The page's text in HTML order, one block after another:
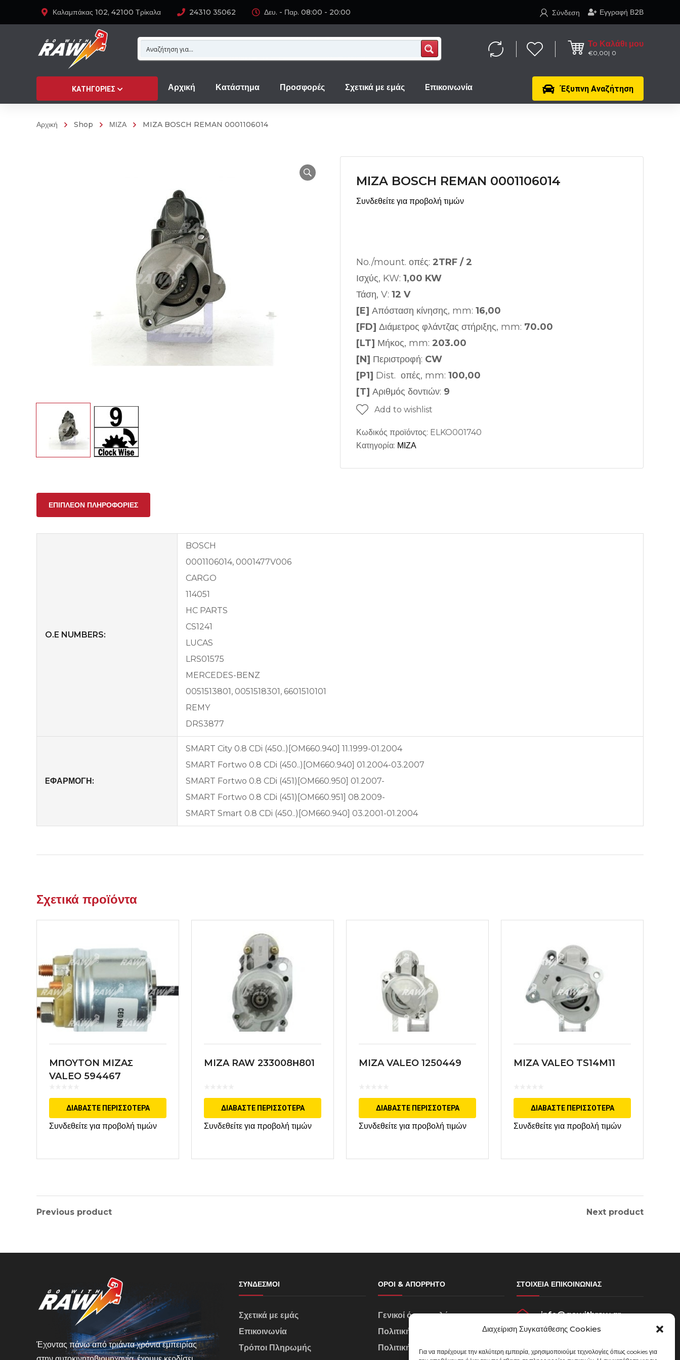
Διαχείριση Συγκατάθεσης Cookies
Για να παρέχουμε την καλύτερη εμπειρία, χρησιμοποιούμε τεχνολογίες όπως cookies για
Καλαμπάκας 102, 42100 Τρίκαλα 24310 35062 Δευ. - Παρ. 08:00 - 20:00 Εγγραφή Β2Β
Σύνδεση
Το Καλάθι μου
€0,00 0
Έξυπνη Αναζήτηση
ΚΑΤΗΓΟΡΊΕΣ Αρχική Κατάστημα Προσφορές Σχετικά με εμάς Eπικοινωνία
Αρχική Shop ΜΙΖΑ MIZA BOSCH REMAN 0001106014
MIZA BOSCH REMAN 0001106014
Συνδεθείτε για προβολή τιμών
No./mount. οπές: 2TRF / 2
Ισχύς, KW: 1,00 KW
Τάση, V: 12 V
[E] Απόσταση κίνησης, mm: 16,00
[FD] Διάμετρος φλάντζας στήριξης, mm: 70.00
[LT] Μήκος, mm: 203.00
[N] Περιστροφή: CW
[P1] Dist. οπές, mm: 100,00
[T] Αριθμός δοντιών: 9
Add to wishlist
Κωδικός προϊόντος: ELKO001740
Κατηγορία: ΜΙΖΑ
ΕΠΙΠΛΈΟΝ ΠΛΗΡΟΦΟΡΊΕΣ
O.E NUMBERS:
BOSCH
0001106014, 0001477V006
CARGO
114051
HC PARTS
CS1241
LUCAS
LRS01575
MERCEDES-BENZ
0051513801, 0051518301, 6601510101
REMY
DRS3877
EΦΑΡΜΟΓΗ:
SMART City 0.8 CDi (450..)[OM660.940] 11.1999-01.2004
SMART Fortwo 0.8 CDi (450..)[OM660.940] 01.2004-03.2007
SMART Fortwo 0.8 CDi (451)[OM660.950] 01.2007-
SMART Fortwo 0.8 CDi (451)[OM660.951] 08.2009-
SMART Smart 0.8 CDi (450..)[OM660.940] 03.2001-01.2004
Σχετικά προϊόντα
MΠOYTON MIZAΣ
VALEO 594467
ΔΙΑΒΆΣΤΕ ΠΕΡΙΣΣΌΤΕΡΑ
Συνδεθείτε για προβολή τιμών
MIZA RAW 233008Η801
ΔΙΑΒΆΣΤΕ ΠΕΡΙΣΣΌΤΕΡΑ
Συνδεθείτε για προβολή τιμών
MIZA VALEO 1250449
ΔΙΑΒΆΣΤΕ ΠΕΡΙΣΣΌΤΕΡΑ
Συνδεθείτε για προβολή τιμών
MIZA VALEO TS14M11
ΔΙΑΒΆΣΤΕ ΠΕΡΙΣΣΌΤΕΡΑ
Συνδεθείτε για προβολή τιμών
Previous product Next product
Έχοντας πάνω από τριάντα χρόνια εμπειρίας
ΣΎΝΔΕΣΜΟΙ
Σχετικά με εμάς
Επικοινωνία
Τρόποι Πληρωμής
ΌΡΟΙ & ΑΠΌΡΡΗΤΟ
Γενικοί όροι πωλήσεων
Πολιτική Απορρήτου
Πολιτική Cookies
ΣΤΟΙΧΕΊΑ ΕΠΙΚΟΙΝΩΝΊΑΣ
info@gowithraw.gr
24310 35062
Δευ. - Παρ. 08:00 - 20:00